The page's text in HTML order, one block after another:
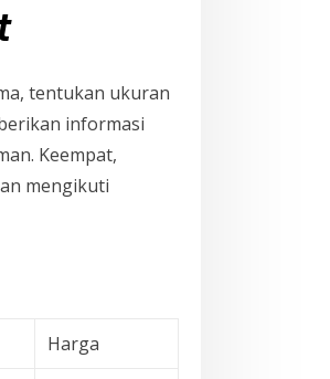
tentukan ukuran
informasi
Keempat,
mengikuti
Harga